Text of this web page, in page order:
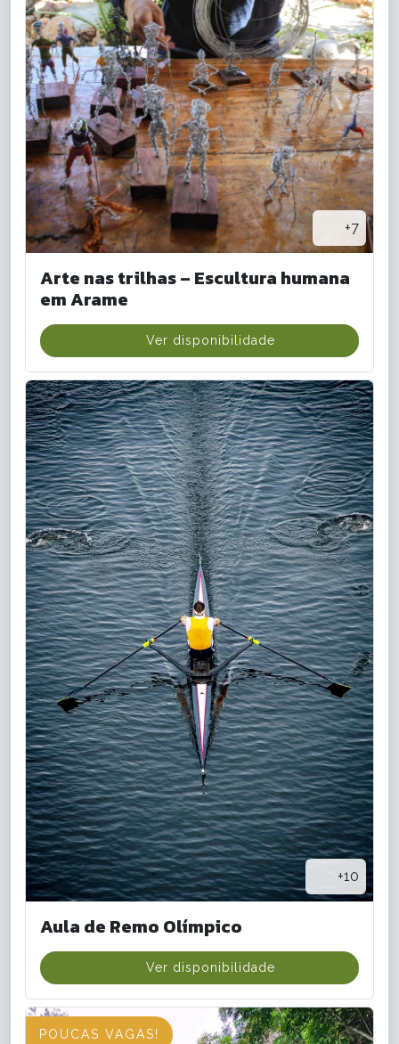
+7
Arte nas trilhas – Escultura humana
em Arame
Ver disponibilidade
+10
Aula de Remo Olímpico
Ver disponibilidade
POUCAS VAGAS!